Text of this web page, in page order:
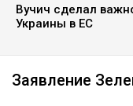
Вучич сделал
Украины в ЕС
Заявление